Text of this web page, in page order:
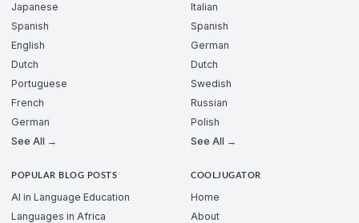
Japanese
Spanish
English
Dutch
Portuguese
French
German
See All →
Italian
Spanish
German
Dutch
Swedish
Russian
Polish
See All →
POPULAR BLOG POSTS
AI in Language Education
Languages in Africa
COOLJUGATOR
Home
About